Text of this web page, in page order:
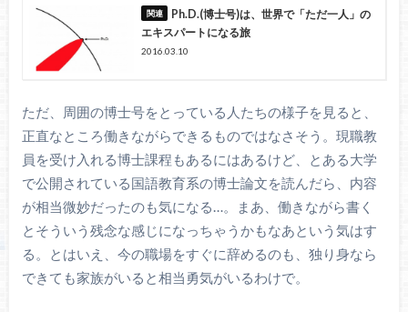
Ph.D.(博士号)は、世界で「ただ一人」の
エキスパートになる旅
2016.03.10
ただ、周囲の博士号をとっている人たちの様子を見ると、
正直なところ働きながらできるものではなさそう。現職教
員を受け入れる博士課程もあるにはあるけど、とある大学
で公開されている国語教育系の博士論文を読んだら、内容
が相当微妙だったのも気になる…。まあ、働きながら書く
とそういう残念な感じになっちゃうかもなあという気はす
る。とはいえ、今の職場をすぐに辞めるのも、独り身なら
できても家族がいると相当勇気がいるわけで。